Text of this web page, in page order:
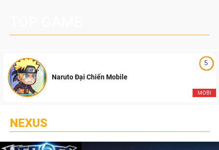
5
MOBI
Naruto Đại Chiến Mobile
NEXUS